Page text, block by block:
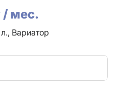
/ мес.
Вариатор